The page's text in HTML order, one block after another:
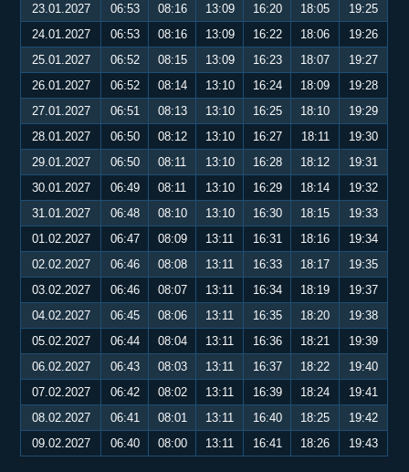
23.01.2027
06:53 08:16 13:09 16:20 18:05
19:25
24.01.2027
06:53 08:16 13:09 16:22 18:06
19:26
25.01.2027
06:52 08:15 13:09 16:23 18:07
19:27
26.01.2027
06:52 08:14 13:10 16:24 18:09
19:28
27.01.2027
06:51 08:13 13:10 16:25 18:10
19:29
28.01.2027
06:50 08:12 13:10 16:27 18:11
19:30
29.01.2027
06:50 08:11 13:10 16:28 18:12
19:31
30.01.2027
06:49 08:11 13:10 16:29 18:14
19:32
31.01.2027
06:48 08:10 13:10 16:30 18:15
19:33
01.02.2027
06:47 08:09 13:11 16:31 18:16
19:34
02.02.2027
06:46 08:08 13:11 16:33 18:17
19:35
03.02.2027
06:46 08:07 13:11 16:34 18:19
19:37
04.02.2027
06:45 08:06 13:11 16:35 18:20
19:38
05.02.2027
06:44 08:04 13:11 16:36 18:21
19:39
06.02.2027
06:43 08:03 13:11 16:37 18:22
19:40
07.02.2027
06:42 08:02 13:11 16:39 18:24
19:41
08.02.2027
06:41 08:01 13:11 16:40 18:25
19:42
09.02.2027
06:40 08:00 13:11 16:41 18:26 19:43